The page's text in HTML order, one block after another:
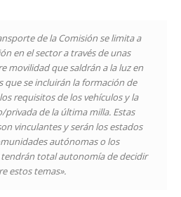
de la Comisión se limita a
en el sector a través de unas
movilidad que saldrán a la luz en
que se incluirán la formación de
requisitos de los vehículos y la
de la última milla. Estas
vinculantes y serán los estados
autónomas o los
total autonomía de decidir
estos temas».